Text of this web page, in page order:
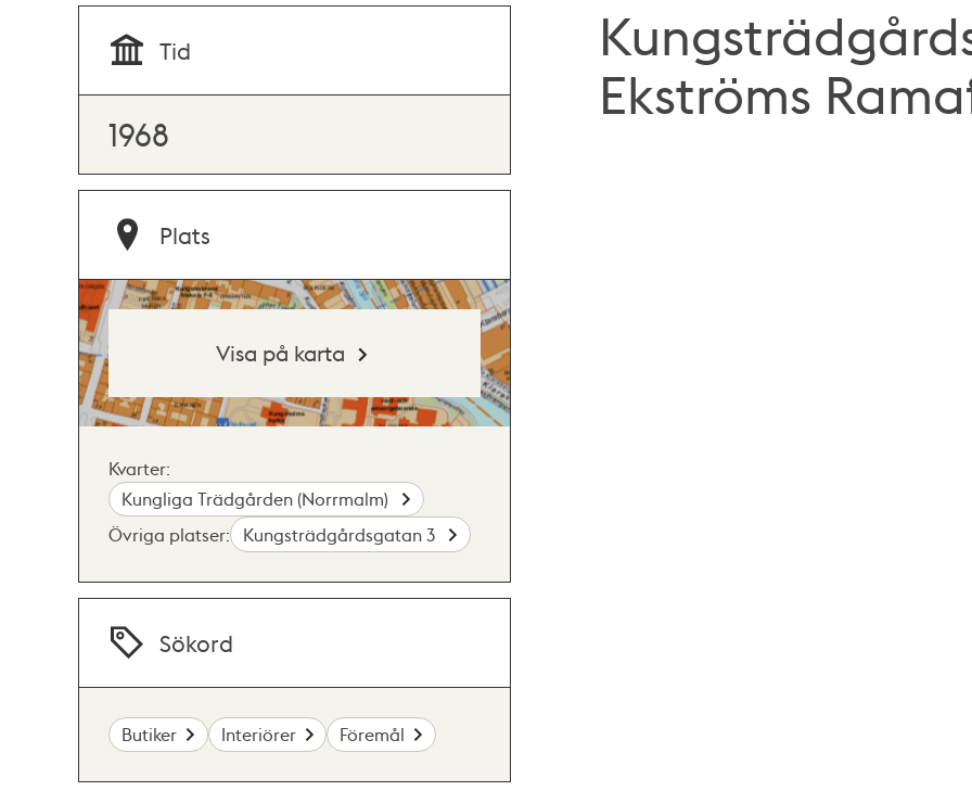
Ekströms
Tid
1968
Plats
Visa på karta
Kvarter:
Kungliga Trädgården (Norrmalm)
Övriga platser:
Kungsträdgårdsgatan 3
Sökord
Butiker Interiörer Föremål